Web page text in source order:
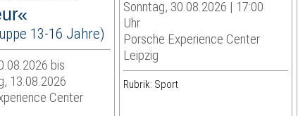
13-16 Jahre)
bis
13.08.2026
Center
Sonntag, 30.08.2026 | 17:00
Uhr
Porsche Experience Center
Leipzig
Rubrik: Sport